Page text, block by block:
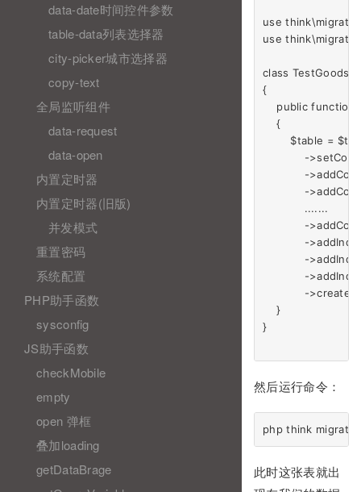
data-date时间控件参数
table-data列表选择器
city-picker城市选择器
copy-text
全局监听组件
data-request
data-open
内置定时器
内置定时器(旧版)
并发模式
重置密码
系统配置
PHP助手函数
sysconfig
JS助手函数
checkMobile
empty
open 弹框
叠加loading
getDataBrage
use
use
class TestGoods
{
public
    {
$table =
-
-
-
            .......
-
-
-
-
-
    }
}
然后运行命令：
此时这张表就出